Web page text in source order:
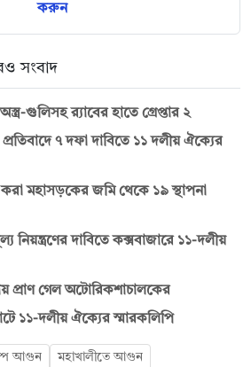
করুন
সংবাদ
গুলিসহ র‍্যাবের হাতে গ্রেপ্তার ২
৭ দফা দাবিতে ১১ দলীয় ঐক্যের
করা মহাসড়কের জমি থেকে ১৯ স্থাপনা
নিয়ন্ত্রণের দাবিতে কক্সবাজারে ১১-দলীয়
প্রাণ গেল অটোরিকশাচালকের
১১-দলীয় ঐক্যের স্মারকলিপি
আগুন মহাখালীতে আগুন